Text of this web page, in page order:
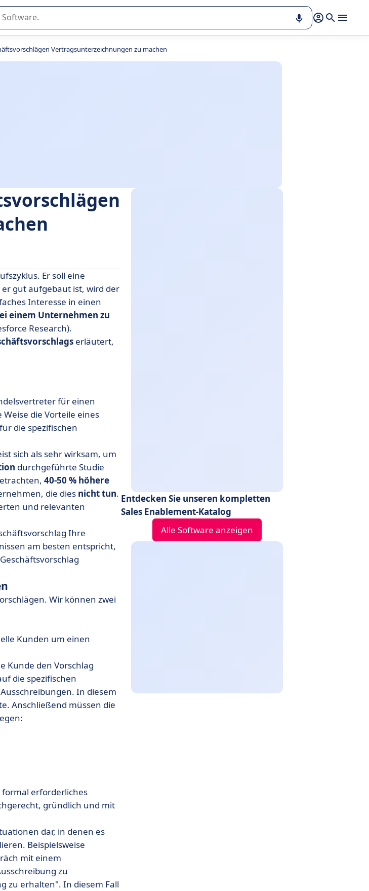
SaaS-Software in Unternehmen.
Vertragsunterzeichnungen zu machen
kommt?
Er soll eine
gut aufgebaut ist, wird der
Interesse in einen
einem Unternehmen zu
Research).
erläutert,
für einen
die Vorteile eines
die spezifischen
sich als sehr wirksam, um
durchgeführte Studie
40-50 % höhere
die dies nicht tun.
und relevanten
Ihre
am besten entspricht,
Wir können zwei
Kunden um einen
Kunde den Vorschlag
die spezifischen
In diesem
Anschließend müssen die
formal erforderliches
gründlich und mit
dar, in denen es
Beispielsweise
mit einem
zu
zu erhalten". In diesem Fall
Entdecken Sie unseren kompletten
Sales Enablement-Katalog
Alle Software anzeigen